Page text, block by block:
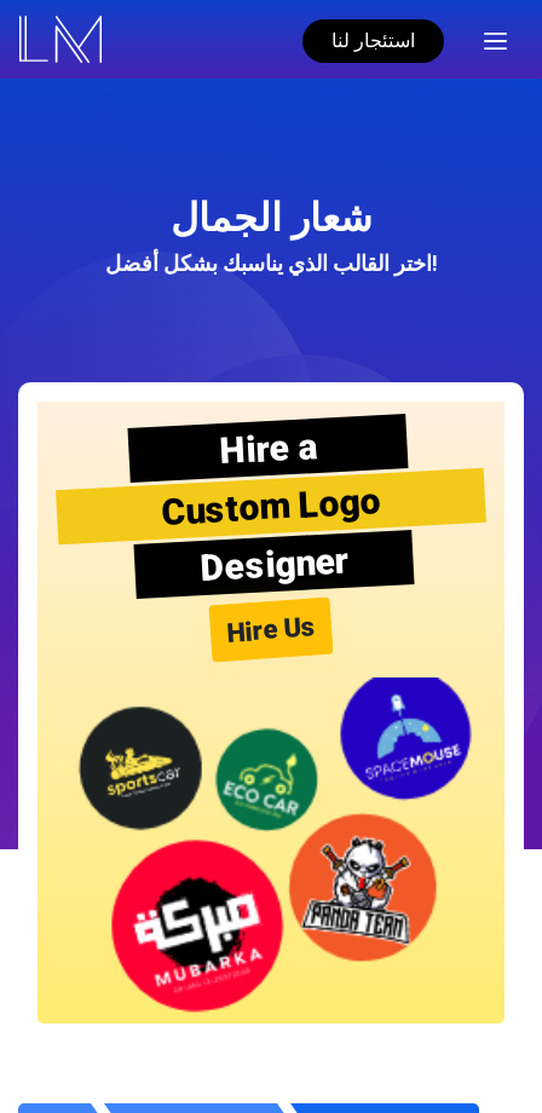
استئجار لنا
شعار الجمال
اختر القالب الذي يناسبك بشكل أفضل!
Hire a
Custom Logo
Designer
Hire Us